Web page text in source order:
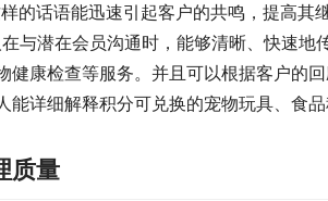
的话语能迅速引起客户的共鸣，提高其
与潜在会员沟通时，能够清晰、快速
健康检查等服务。并且可以根据客户的
能详细解释积分可兑换的宠物玩具、食品
质量